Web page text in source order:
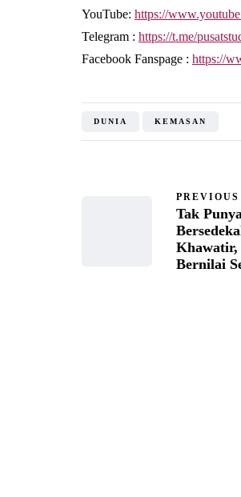
YouTube: https://
Telegram : https://t.me/
Facebook Fanspage : https://
DUNIA KEMASAN
PREVIOUS
Tak
Khawatir,
Bernilai